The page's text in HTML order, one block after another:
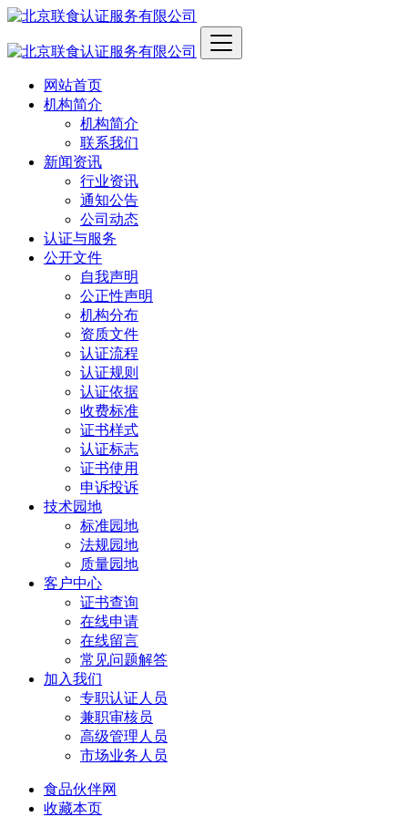
网站首页
机构简介
机构简介
联系我们
新闻资讯
行业资讯
通知公告
公司动态
认证与服务
公开文件
自我声明
公正性声明
机构分布
资质文件
认证流程
认证规则
认证依据
收费标准
证书样式
认证标志
证书使用
申诉投诉
技术园地
标准园地
法规园地
质量园地
客户中心
证书查询
在线申请
在线留言
常见问题解答
加入我们
专职认证人员
兼职审核员
高级管理人员
市场业务人员
食品伙伴网
收藏本页